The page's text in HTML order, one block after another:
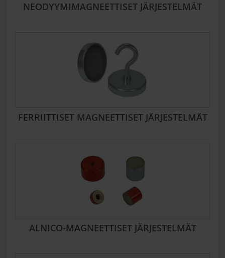
NEODYYMIMAGNEETTISET JÄRJESTELMÄT
FERRIITTISET MAGNEETTISET JÄRJESTELMÄT
ALNICO-MAGNEETTISET JÄRJESTELMÄT